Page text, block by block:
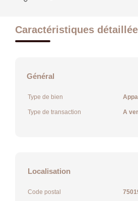
Caractéristiques
Général
Type de bien
Type de transaction A
Localisation
Code postal